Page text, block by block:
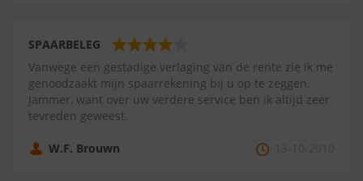
SPAARBELEG
Vanwege een gestadige verlaging van de rente zie ik me
genoodzaakt mijn spaarrekening bij u op te zeggen.
Jammer, want over uw verdere service ben ik altijd zeer
tevreden geweest.
W.F. Brouwn